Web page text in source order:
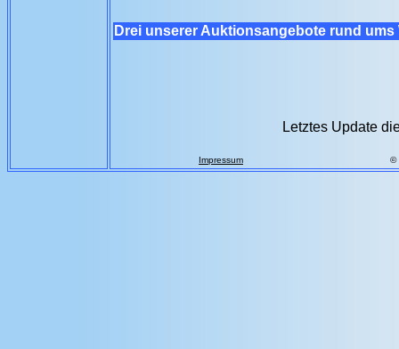
Drei unserer Auktionsangebote rund ums
Letztes Update
Impressum ©